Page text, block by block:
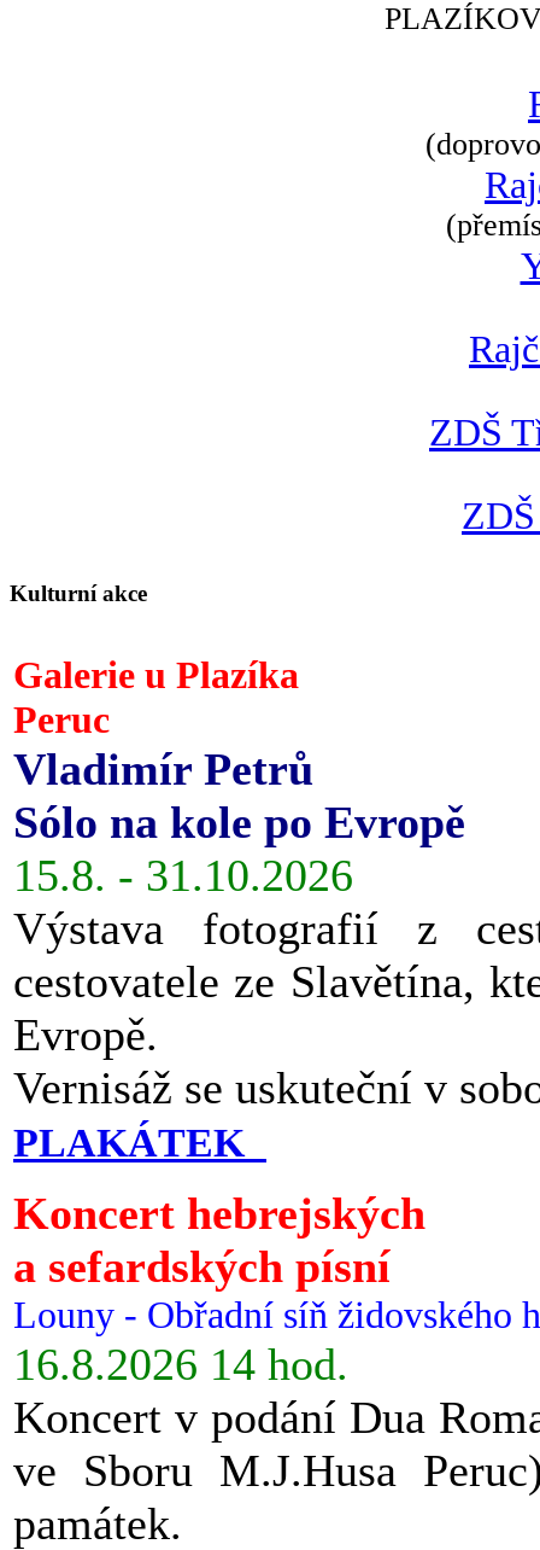
ZDŠ
Kulturní akce
Galerie u Plazíka
Peruc
Vladimír Petrů
Sólo na kole po Evropě
15.8. - 31.10.2026
Výstava fotografií z
cestovatele ze Slavětína,
Evropě.
Vernisáž se uskuteční v
PLAKÁTEK
Koncert hebrejských
a sefardských písní
Louny - Obřadní síň židovského
16.8.2026 14 hod.
Koncert v podání Dua
ve Sboru M.J.Husa
památek.